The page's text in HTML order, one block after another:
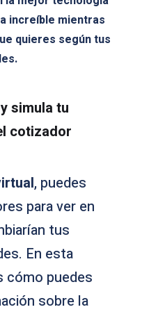
increíble mientras
quieres según tus
simula tu
cotizador
, puedes
para ver en
tus
En esta
cómo puedes
sobre la